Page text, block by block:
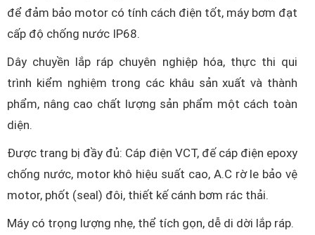
để đảm bảo motor có tính cách điện tốt, máy bơm đạt
cấp độ chống nước IP68.
Dây chuyền lắp ráp chuyên nghiệp hóa, thực thi qui
trình kiểm nghiệm trong các khâu sản xuất và thành
phẩm, nâng cao chất lượng sản phẩm một cách toàn
diện.
Được trang bị đầy đủ: Cáp điện VCT, đế cáp điện epoxy
chống nước, motor khô hiệu suất cao, A.C rờ le bảo vệ
motor, phốt (seal) đôi, thiết kế cánh bơm rác thải.
Máy có trọng lượng nhẹ, thể tích gọn, dễ di dời lắp ráp.